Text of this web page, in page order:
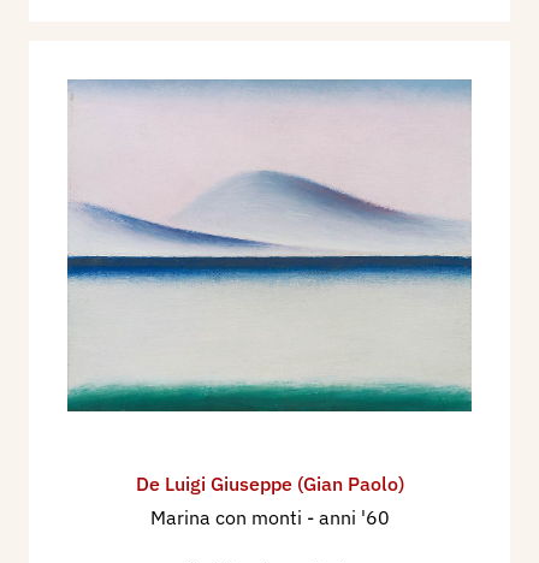
De Luigi Giuseppe (Gian Paolo)
Marina con monti - anni '60